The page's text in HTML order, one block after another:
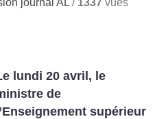
journal AL / 1337 vues
lundi 20 avril, le
de
l’Enseignement supérieur